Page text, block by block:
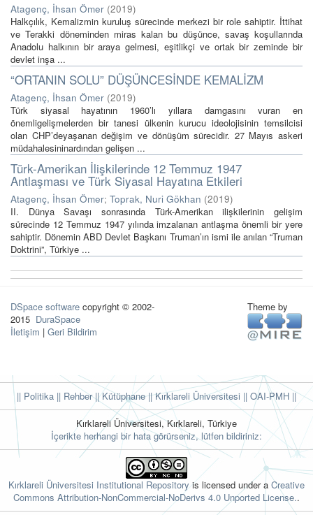
Atagenç, İhsan Ömer (2019)
Halkçılık, Kemalizmin kuruluş sürecinde merkezi bir role sahiptir. İttihat
ve Terakki döneminden miras kalan bu düşünce, savaş koşullarında
Anadolu halkının bir araya gelmesi, eşitlikçi ve ortak bir zeminde bir
devlet inşa ...
“ORTANIN SOLU” DÜŞÜNCESİNDE KEMALİZM
Atagenç, İhsan Ömer (2019)
Türk siyasal hayatının 1960’lı yıllara damgasını vuran en
önemligelişmelerden bir tanesi ülkenin kurucu ideolojisinin temsilcisi
olan CHP’deyaşanan değişim ve dönüşüm sürecidir. 27 Mayıs askeri
müdahalesininardından gelişen ...
Türk-Amerikan İlişkilerinde 12 Temmuz 1947
Antlaşması ve Türk Siyasal Hayatına Etkileri
Atagenç, İhsan Ömer; Toprak, Nuri Gökhan (2019)
II. Dünya Savaşı sonrasında Türk-Amerikan ilişkilerinin gelişim
sürecinde 12 Temmuz 1947 yılında imzalanan antlaşma önemli bir yere
sahiptir. Dönemin ABD Devlet Başkanı Truman’ın ismi ile anılan “Truman
Doktrini”, Türkiye ...
DSpace software copyright © 2002-
2015 DuraSpace
İletişim | Geri Bildirim
Theme by
|| Politika || Rehber|| Kütüphane|| Kırklareli Üniversitesi || OAI-PMH ||
Kırklareli Üniversitesi, Kırklareli, Türkiye
İçerikte herhangi bir hata görürseniz, lütfen bildiriniz:
Kırklareli Üniversitesi Institutional Repository is licensed under a Creative
Commons Attribution-NonCommercial-NoDerivs 4.0 Unported License..